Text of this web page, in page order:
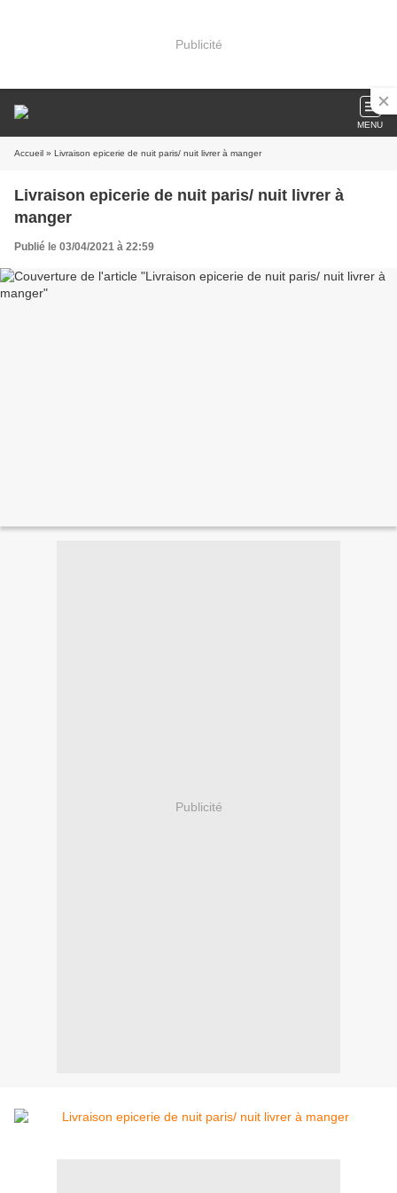
Publicité
MENU
Accueil » Livraison epicerie de nuit paris/ nuit livrer à manger
Livraison epicerie de nuit paris/ nuit livrer à
manger
Publié le 03/04/2021 à 22:59
Publicité